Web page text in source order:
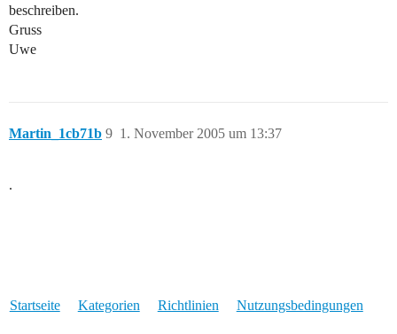
beschreiben.
Gruss
Uwe
Martin_1cb71b 1. November 2005 um 13:37
9
.
Startseite Kategorien Richtlinien Nutzungsbedingungen